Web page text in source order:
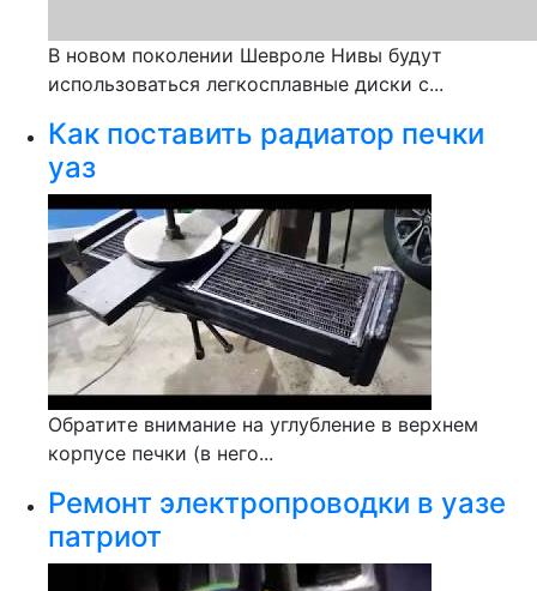
В новом поколении Шевроле Нивы будут
использоваться легкосплавные диски с...
Как поставить радиатор печки
уаз
Обратите внимание на углубление в верхнем
корпусе печки (в него...
Ремонт электропроводки в уазе
патриот